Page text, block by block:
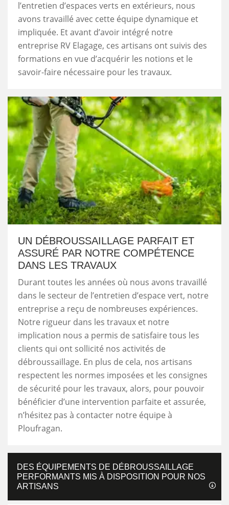
l’entretien d’espaces verts en extérieurs, nous
avons travaillé avec cette équipe dynamique et
impliquée. Et avant d’avoir intégré notre
entreprise RV Elagage, ces artisans ont suivis des
formations en vue d’acquérir les notions et le
savoir-faire nécessaire pour les travaux.
UN DÉBROUSSAILLAGE PARFAIT ET
ASSURÉ PAR NOTRE COMPÉTENCE
DANS LES TRAVAUX
Durant toutes les années où nous avons travaillé
dans le secteur de l’entretien d’espace vert, notre
entreprise a reçu de nombreuses expériences.
Notre rigueur dans les travaux et notre
implication nous a permis de satisfaire tous les
clients qui ont sollicité nos activités de
débroussaillage. En plus de cela, nos artisans
respectent les normes imposées et les consignes
de sécurité pour les travaux, alors, pour pouvoir
bénéficier d’une intervention parfaite et assurée,
n’hésitez pas à contacter notre équipe à
Ploufragan.
DES ÉQUIPEMENTS DE DÉBROUSSAILLAGE
PERFORMANTS MIS À DISPOSITION POUR NOS
ARTISANS